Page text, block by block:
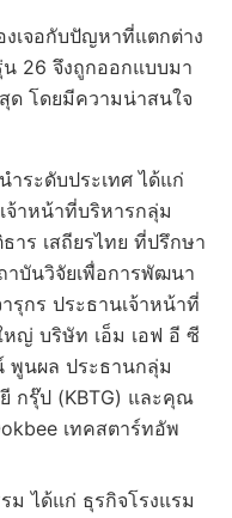
งเจอกับปัญหาที่แตกต่าง
น 26 จึงถูกออกแบบมา
ด โดยมีความน่าสนใจ
ระดับประเทศ ได้แก่
าหน้าที่บริหารกลุ่ม
าร เสถียรไทย ที่ปรึกษา
าบันวิจัยเพื่อการพัฒนา
รุกร ประธานเจ้าหน้าที่
หญ่ บริษัท เอ็ม เอฟ อี ซี
พูนผล ประธานกลุ่ม
กรุ๊ป (KBTG) และคุณ
เทคสตาร์ทอัพ
ม ได้แก่ ธุรกิจโรงแรม